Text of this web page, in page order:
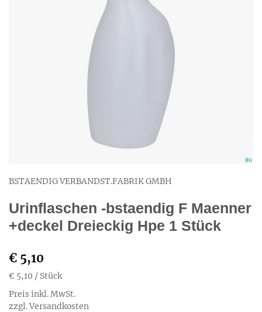
BSTAENDIG VERBANDST.FABRIK GMBH
Urinflaschen -bstaendig F Maenner
+deckel Dreieckig Hpe 1 Stück
€ 5,10
€ 5,10 / Stück
Preis inkl. MwSt.
zzgl. Versandkosten